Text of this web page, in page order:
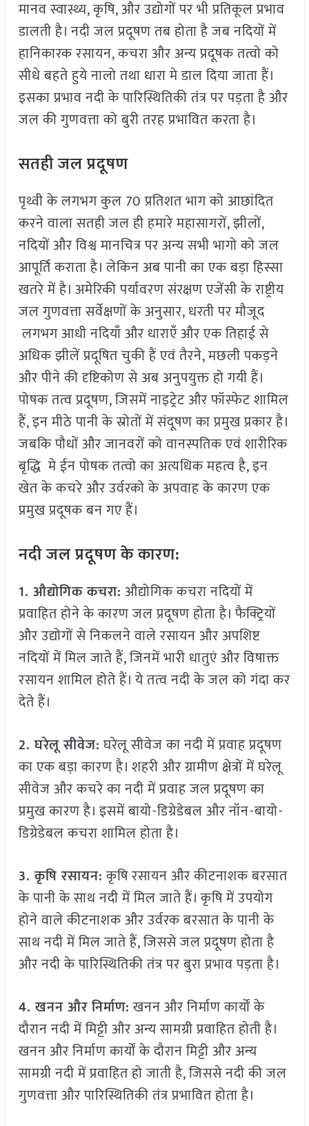
मानव स्वास्थ्य, कृषि, और उद्योगों पर भी प्रतिकूल प्रभाव
डालती है। नदी जल प्रदूषण तब होता है जब नदियों में
हानिकारक रसायन, कचरा और अन्य प्रदूषक तत्वो को
सीधे बहते हुये नालो तथा धारा मे डाल दिया जाता हैं।
इसका प्रभाव नदी के पारिस्थितिकी तंत्र पर पड़ता है और
जल की गुणवत्ता को बुरी तरह प्रभावित करता है।
सतही जल प्रदूषण
पृथ्वी के लगभग कुल 70 प्रतिशत भाग को आछांदित
करने वाला सतही जल ही हमारे महासागरों, झीलों,
नदियों और विश्व मानचित्र पर अन्य सभी भागो को जल
आपूर्ति कराता है। लेकिन अब पानी का एक बड़ा हिस्सा
खतरे में है। अमेरिकी पर्यावरण संरक्षण एजेंसी के राष्ट्रीय
जल गुणवत्ता सर्वेक्षणों के अनुसार, धरती पर मौजूद
लगभग आधी नदियाँ और धाराएँ और एक तिहाई से
अधिक झीलें प्रदूषित चुकी हैं एवं तैरने, मछली पकड़ने
और पीने की दृष्टिकोण से अब अनुपयुक्त हो गयी हैं।
पोषक तत्व प्रदूषण, जिसमें नाइट्रेट और फॉस्फेट शामिल
हैं, इन मीठे पानी के स्रोतों में संदूषण का प्रमुख प्रकार है।
जबकि पौधों और जानवरों को वानस्पतिक एवं शारीरिक
बृद्धि मे ईन पोषक तत्वो का अत्यधिक महत्व है, इन
खेत के कचरे और उर्वरको के अपवाह के कारण एक
प्रमुख प्रदूषक बन गए हैं।
नदी जल प्रदूषण के कारण:
1. औद्योगिक कचरा: औद्योगिक कचरा नदियों में
प्रवाहित होने के कारण जल प्रदूषण होता है। फैक्ट्रियों
और उद्योगों से निकलने वाले रसायन और अपशिष्ट
नदियों में मिल जाते हैं, जिनमें भारी धातुएं और विषाक्त
रसायन शामिल होते हैं। ये तत्व नदी के जल को गंदा कर
देते हैं।
2. घरेलू सीवेज:घरेलू सीवेज का नदी में प्रवाह प्रदूषण
का एक बड़ा कारण है। शहरी और ग्रामीण क्षेत्रों में घरेलू
सीवेज और कचरे का नदी में प्रवाह जल प्रदूषण का
प्रमुख कारण है। इसमें बायो-डिग्रेडेबल और नॉन-बायो-
डिग्रेडेबल कचरा शामिल होता है।
3. कृषि रसायन:कृषि रसायन और कीटनाशक बरसात
के पानी के साथ नदी में मिल जाते हैं। कृषि में उपयोग
होने वाले कीटनाशक और उर्वरक बरसात के पानी के
साथ नदी में मिल जाते हैं, जिससे जल प्रदूषण होता है
और नदी के पारिस्थितिकी तंत्र पर बुरा प्रभाव पड़ता है।
4. खनन और निर्माण:खनन और निर्माण कार्यों के
दौरान नदी में मिट्टी और अन्य सामग्री प्रवाहित होती है।
खनन और निर्माण कार्यों के दौरान मिट्टी और अन्य
सामग्री नदी में प्रवाहित हो जाती है, जिससे नदी की जल
गुणवत्ता और पारिस्थितिकी तंत्र प्रभावित होता है।